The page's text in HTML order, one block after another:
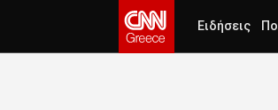
Ειδήσεις